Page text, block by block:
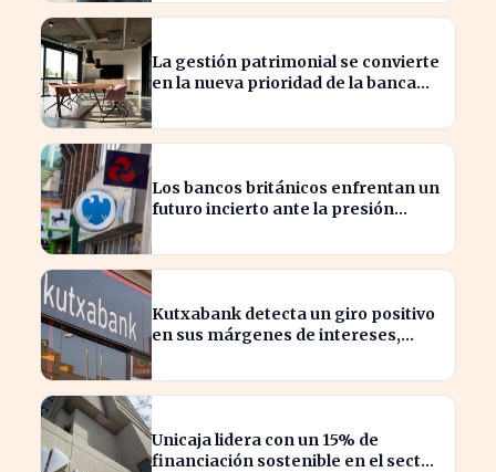
La gestión patrimonial se convierte
en la nueva prioridad de la banca
Los bancos británicos enfrentan un
futuro incierto ante la presión
Kutxabank detecta un giro positivo
en sus márgenes de intereses,
Unicaja lidera con un 15% de
financiación sostenible en el sector